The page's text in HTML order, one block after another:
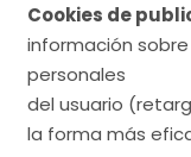
Cookies de
información
personales
del usuario
la forma más